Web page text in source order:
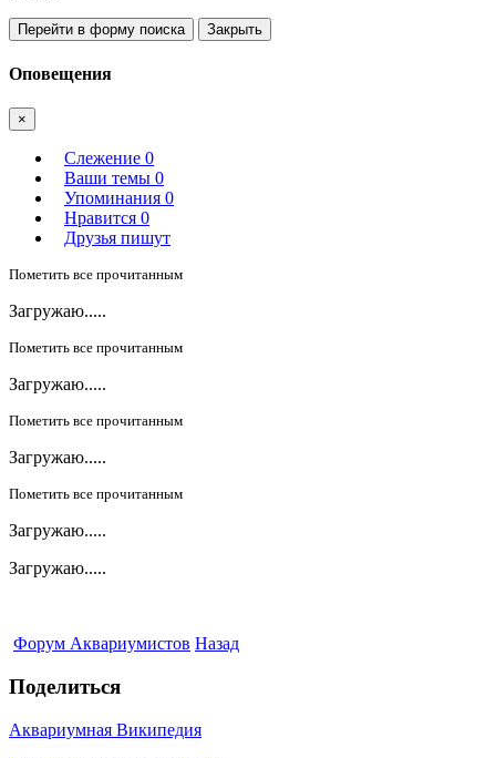
Перейти в форму поиска Закрыть
Оповещения
×
Слежение 0
Ваши темы 0
Упоминания 0
Нравится 0
Друзья пишут
Пометить все прочитанным
Загружаю.....
Пометить все прочитанным
Загружаю.....
Пометить все прочитанным
Загружаю.....
Пометить все прочитанным
Загружаю.....
Загружаю.....
Форум Аквариумистов Назад
Поделиться
Аквариумная Википедия